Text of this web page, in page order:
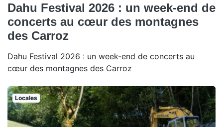
Dahu Festival 2026 : un week-end de
concerts au cœur des montagnes
des Carroz
Dahu Festival 2026 : un week-end de concerts au
cœur des montagnes des Carroz
Locales